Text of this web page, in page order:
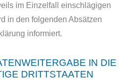
im Einzelfall einschlägigen
in den folgenden Absätzen
informiert.
IN DIE
DRITTSTAATEN